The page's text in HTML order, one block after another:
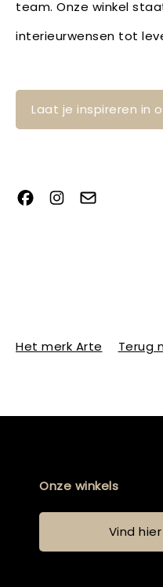
team. Onze winkel
interieurwensen tot
Laat je inspireren in
Het merk Arte Terug
Onze winkels
Vind